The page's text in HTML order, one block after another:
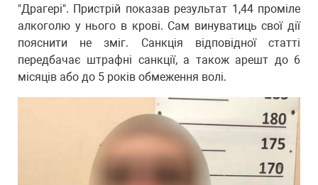
"Драгері". Пристрій показав результат 1,44 проміле
алкоголю у нього в крові. Сам винуватиць свої дії
пояснити не зміг. Санкція відповідної статті
передбачає штрафні санкції, а також арешт до 6
місяців або до 5 років обмеження волі.